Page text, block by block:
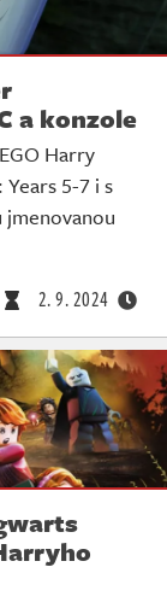
a konzole
Harry
5-7 i s
2. 9. 2024